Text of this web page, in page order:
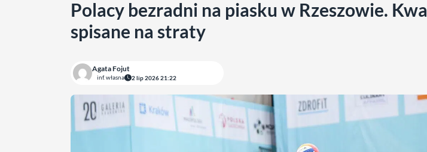
Polacy bezradni na piasku w Rzeszowie.
spisane na straty
Agata Fojut
inf. własna 2 lip 2026 21:22